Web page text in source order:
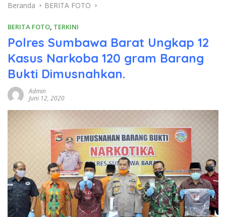
Beranda BERITA FOTO
BERITA FOTO, TERKINI
Polres Sumbawa Barat Ungkap 12
Kasus Narkoba 120 gram Barang
Bukti Dimusnahkan.
Admin
Juni 12, 2020